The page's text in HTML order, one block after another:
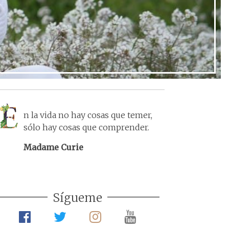
n la vida no hay cosas que temer,
sólo hay cosas que comprender.
Madame Curie
Sígueme